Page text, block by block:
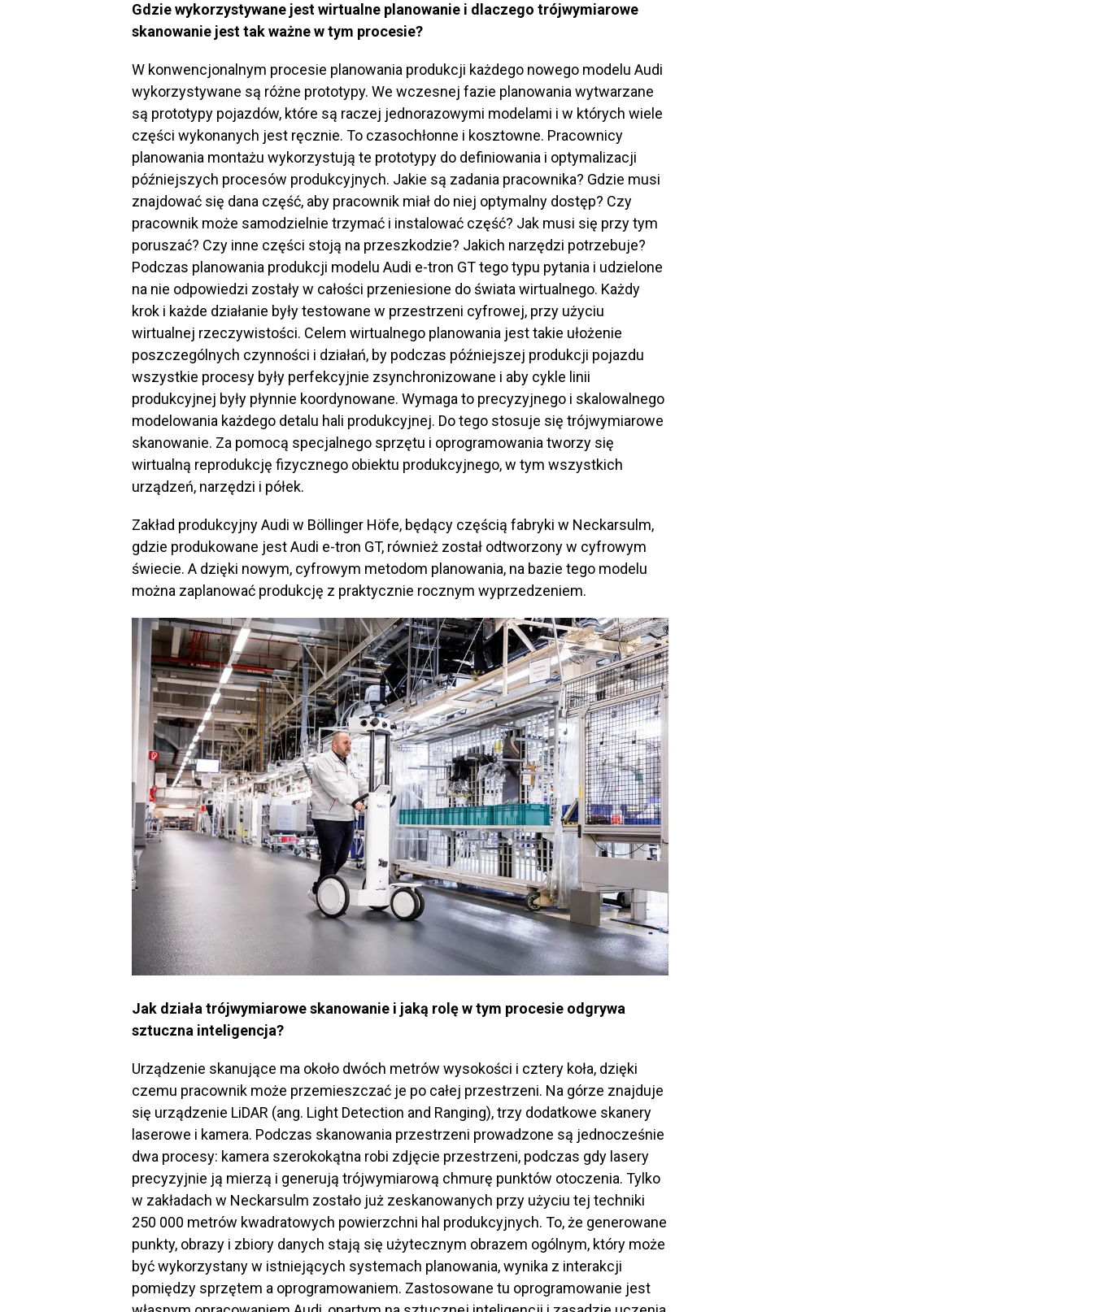
Gdzie wykorzystywane jest wirtualne planowanie i dlaczego trójwymiarowe
skanowanie jest tak ważne w tym procesie?
W konwencjonalnym procesie planowania produkcji każdego nowego modelu Audi
wykorzystywane są różne prototypy. We wczesnej fazie planowania wytwarzane
są prototypy pojazdów, które są raczej jednorazowymi modelami i w których wiele
części wykonanych jest ręcznie. To czasochłonne i kosztowne. Pracownicy
planowania montażu wykorzystują te prototypy do definiowania i optymalizacji
późniejszych procesów produkcyjnych. Jakie są zadania pracownika? Gdzie musi
znajdować się dana część, aby pracownik miał do niej optymalny dostęp? Czy
pracownik może samodzielnie trzymać i instalować część? Jak musi się przy tym
poruszać? Czy inne części stoją na przeszkodzie? Jakich narzędzi potrzebuje?
Podczas planowania produkcji modelu Audi e-tron GT tego typu pytania i udzielone
na nie odpowiedzi zostały w całości przeniesione do świata wirtualnego. Każdy
krok i każde działanie były testowane w przestrzeni cyfrowej, przy użyciu
wirtualnej rzeczywistości. Celem wirtualnego planowania jest takie ułożenie
poszczególnych czynności i działań, by podczas późniejszej produkcji pojazdu
wszystkie procesy były perfekcyjnie zsynchronizowane i aby cykle linii
produkcyjnej były płynnie koordynowane. Wymaga to precyzyjnego i skalowalnego
modelowania każdego detalu hali produkcyjnej. Do tego stosuje się trójwymiarowe
skanowanie. Za pomocą specjalnego sprzętu i oprogramowania tworzy się
wirtualną reprodukcję fizycznego obiektu produkcyjnego, w tym wszystkich
urządzeń, narzędzi i półek.
Zakład produkcyjny Audi w Böllinger Höfe, będący częścią fabryki w Neckarsulm,
gdzie produkowane jest Audi e-tron GT, również został odtworzony w cyfrowym
świecie. A dzięki nowym, cyfrowym metodom planowania, na bazie tego modelu
można zaplanować produkcję z praktycznie rocznym wyprzedzeniem.
Jak działa trójwymiarowe skanowanie i jaką rolę w tym procesie odgrywa
sztuczna inteligencja?
Urządzenie skanujące ma około dwóch metrów wysokości i cztery koła, dzięki
czemu pracownik może przemieszczać je po całej przestrzeni. Na górze znajduje
się urządzenie LiDAR (ang. Light Detection and Ranging), trzy dodatkowe skanery
laserowe i kamera. Podczas skanowania przestrzeni prowadzone są jednocześnie
dwa procesy: kamera szerokokątna robi zdjęcie przestrzeni, podczas gdy lasery
precyzyjnie ją mierzą i generują trójwymiarową chmurę punktów otoczenia. Tylko
w zakładach w Neckarsulm zostało już zeskanowanych przy użyciu tej techniki
250 000 metrów kwadratowych powierzchni hal produkcyjnych. To, że generowane
punkty, obrazy i zbiory danych stają się użytecznym obrazem ogólnym, który może
być wykorzystany w istniejących systemach planowania, wynika z interakcji
pomiędzy sprzętem a oprogramowaniem. Zastosowane tu oprogramowanie jest